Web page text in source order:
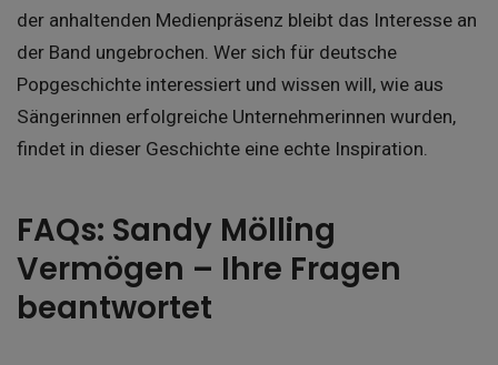
der anhaltenden Medienpräsenz bleibt das Interesse an
der Band ungebrochen. Wer sich für deutsche
Popgeschichte interessiert und wissen will, wie aus
Sängerinnen erfolgreiche Unternehmerinnen wurden,
findet in dieser Geschichte eine echte Inspiration.
FAQs: Sandy Mölling
Vermögen – Ihre Fragen
beantwortet